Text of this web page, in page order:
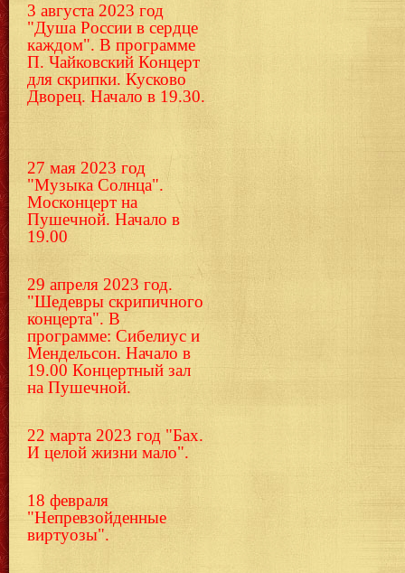
3 августа 2023 год
"Душа России в сердце
каждом". В программе
П. Чайковский Концерт
для скрипки. Кусково
Дворец. Начало в 19.30.
27 мая 2023 год
"Музыка Солнца".
Москонцерт на
Пушечной. Начало в
19.00
29 апреля 2023 год.
"Шедевры скрипичного
концерта". В
программе: Сибелиус и
Мендельсон. Начало в
19.00 Концертный зал
на Пушечной.
22 марта 2023 год "Бах.
И целой жизни мало".
18 февраля
"Непревзойденные
виртуозы".